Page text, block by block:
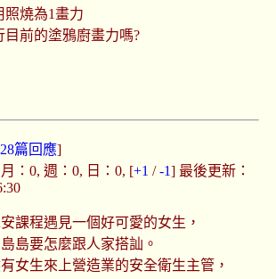
照燒為1畫力
目前的塗鴉廚畫力嗎?
28篇回應]
：0, 週：0, 日：0, [+1 /-1] 最後更新：
安課程遇見一個好可愛的女生，
島要怎麼跟人家搭訕。
女生來上營造業的安全衛生主管，